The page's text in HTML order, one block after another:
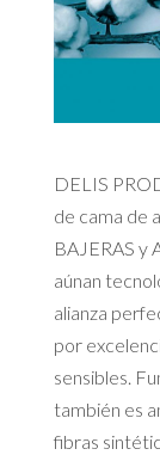
DELIS
de cama de
BAJERAS y
aúnan
alianza
por
sensibles.
también es
fibras